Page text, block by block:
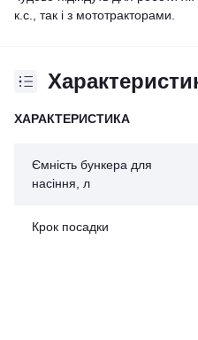
к.с., так і з мототракторами.
ХАРАКТЕРИСТИКА
Ємність бункера для
насіння, л
Крок посадки